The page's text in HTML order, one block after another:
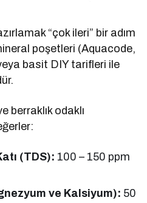
“çok ileri” bir adım
poşetleri (Aquacode,
basit DIY tarifleri ile
berraklık odaklı
(TDS): 100 – 150 ppm
ve Kalsiyum): 50